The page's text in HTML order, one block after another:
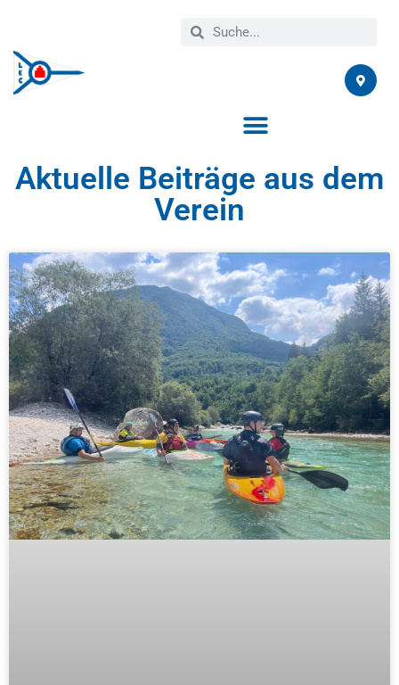
Aktuelle Beiträge aus dem
Verein